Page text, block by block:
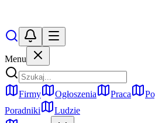
Menu
Firmy Ogłoszenia Praca
Poradniki
Ludzie